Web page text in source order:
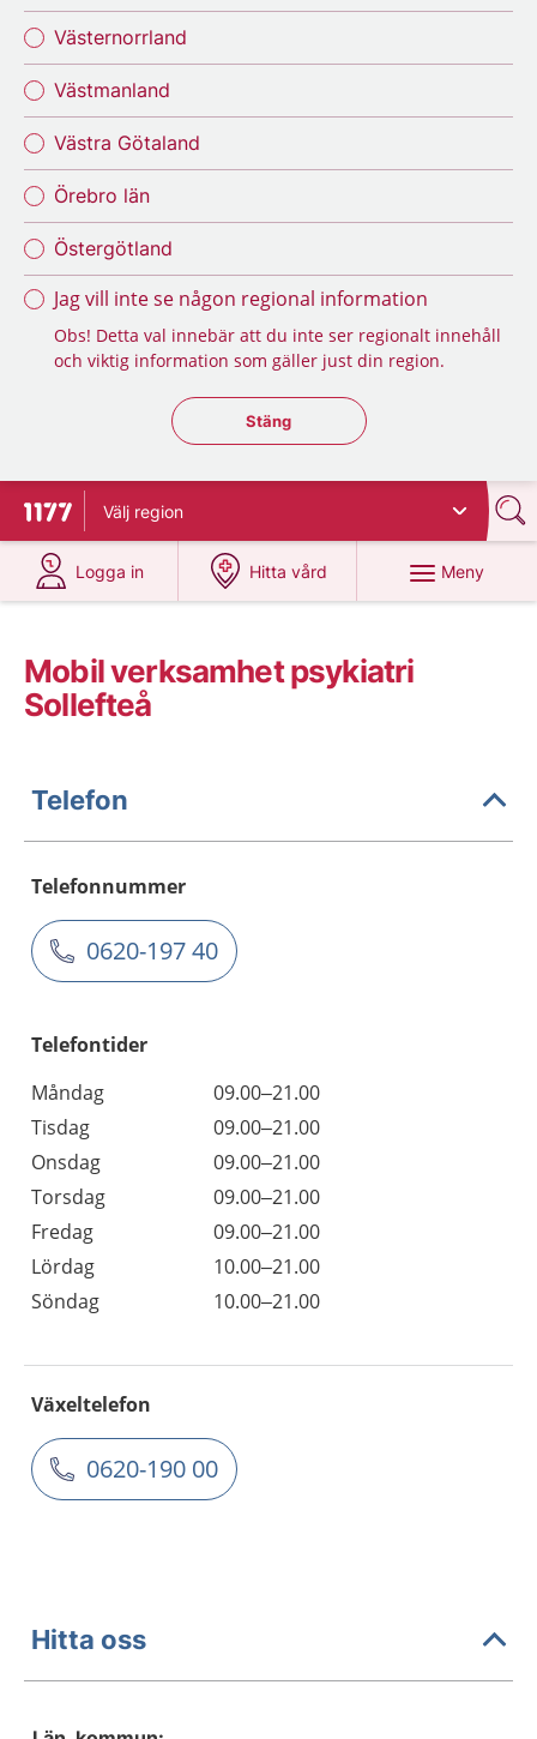
Västernorrland
Västmanland
Västra Götaland
Örebro län
Östergötland
Jag vill inte se någon regional information
Obs! Detta val innebär att du inte ser regionalt innehåll
och viktig information som gäller just din region.
Stäng regionsväljaren
Stäng
Till startsidan för 1177
Välj region
Logga in
på 1177.se
Hitta vård
på 1177.se
Meny
Mobil verksamhet psykiatri
Sollefteå
Telefon
Telefonnummer
0620-197 40
Telefontider
Måndag
09.00–21.00
Tisdag
09.00–21.00
Onsdag
09.00–21.00
Torsdag
09.00–21.00
Fredag
09.00–21.00
Lördag
10.00–21.00
Söndag
10.00–21.00
Växeltelefon
0620-190 00
Hitta oss